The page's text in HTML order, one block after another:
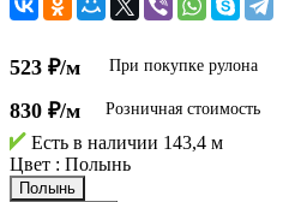
523 ₽/м При покупке рулона
830 ₽/м Розничная стоимость
Есть в наличии 143,4 м
Цвет : Полынь
Полынь